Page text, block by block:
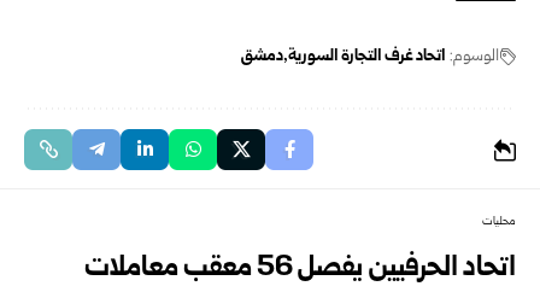
الوسوم: اتحاد غرف التجارة السورية دمشق
محليات
اتحاد الحرفيين يفصل 56 معقب معاملات